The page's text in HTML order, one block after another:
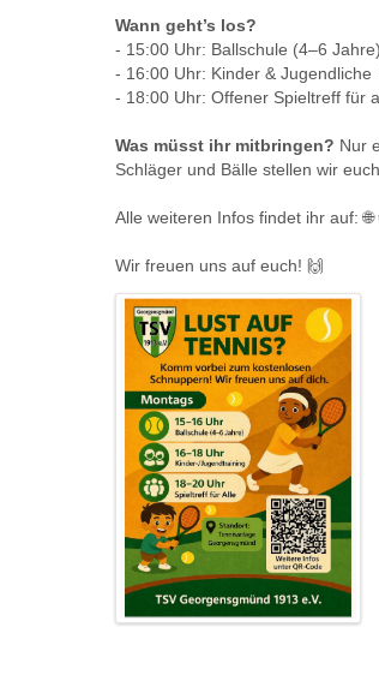
Wann geht’s los?
- 15:00 Uhr: Ballschule (4–6
- 16:00 Uhr: Kinder & Jugendliche
- 18:00 Uhr: Offener Spieltreff für
Was müsst ihr mitbringen? Nur
Schläger und Bälle stellen wir
Alle weiteren Infos findet ihr auf: 🌐
Wir freuen uns auf euch! 🙌